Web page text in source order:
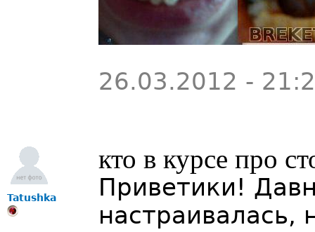
26.03.2012 -
Tatushka
кто в курсе про
Приветики!
настраивалась,